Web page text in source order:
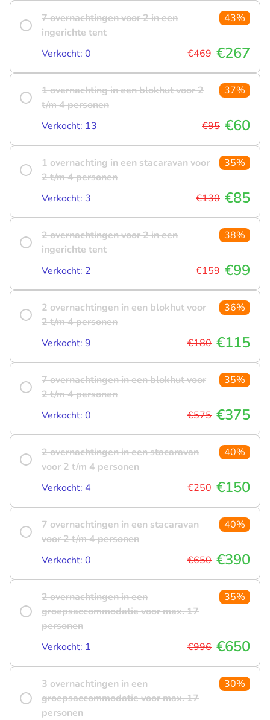
7 overnachtingen voor 2 in een
ingerichte tent
43%
Verkocht: 0 €469 €267
1 overnachting in een blokhut voor 2
t/m 4 personen
37%
Verkocht: 13 €95 €60
1 overnachting in een stacaravan voor
2 t/m 4 personen
35%
Verkocht: 3 €130 €85
2 overnachtingen voor 2 in een
ingerichte tent
38%
Verkocht: 2 €159 €99
2 overnachtingen in een blokhut voor
2 t/m 4 personen
36%
Verkocht: 9 €180 €115
7 overnachtingen in een blokhut voor
2 t/m 4 personen
35%
Verkocht: 0 €575 €375
2 overnachtingen in een stacaravan
voor 2 t/m 4 personen
40%
Verkocht: 4 €250 €150
7 overnachtingen in een stacaravan
voor 2 t/m 4 personen
40%
Verkocht: 0 €650 €390
2 overnachtingen in een
groepsaccommodatie voor max. 17
personen
35%
Verkocht: 1 €996 €650
3 overnachtingen in een
groepsaccommodatie voor max. 17
personen
30%